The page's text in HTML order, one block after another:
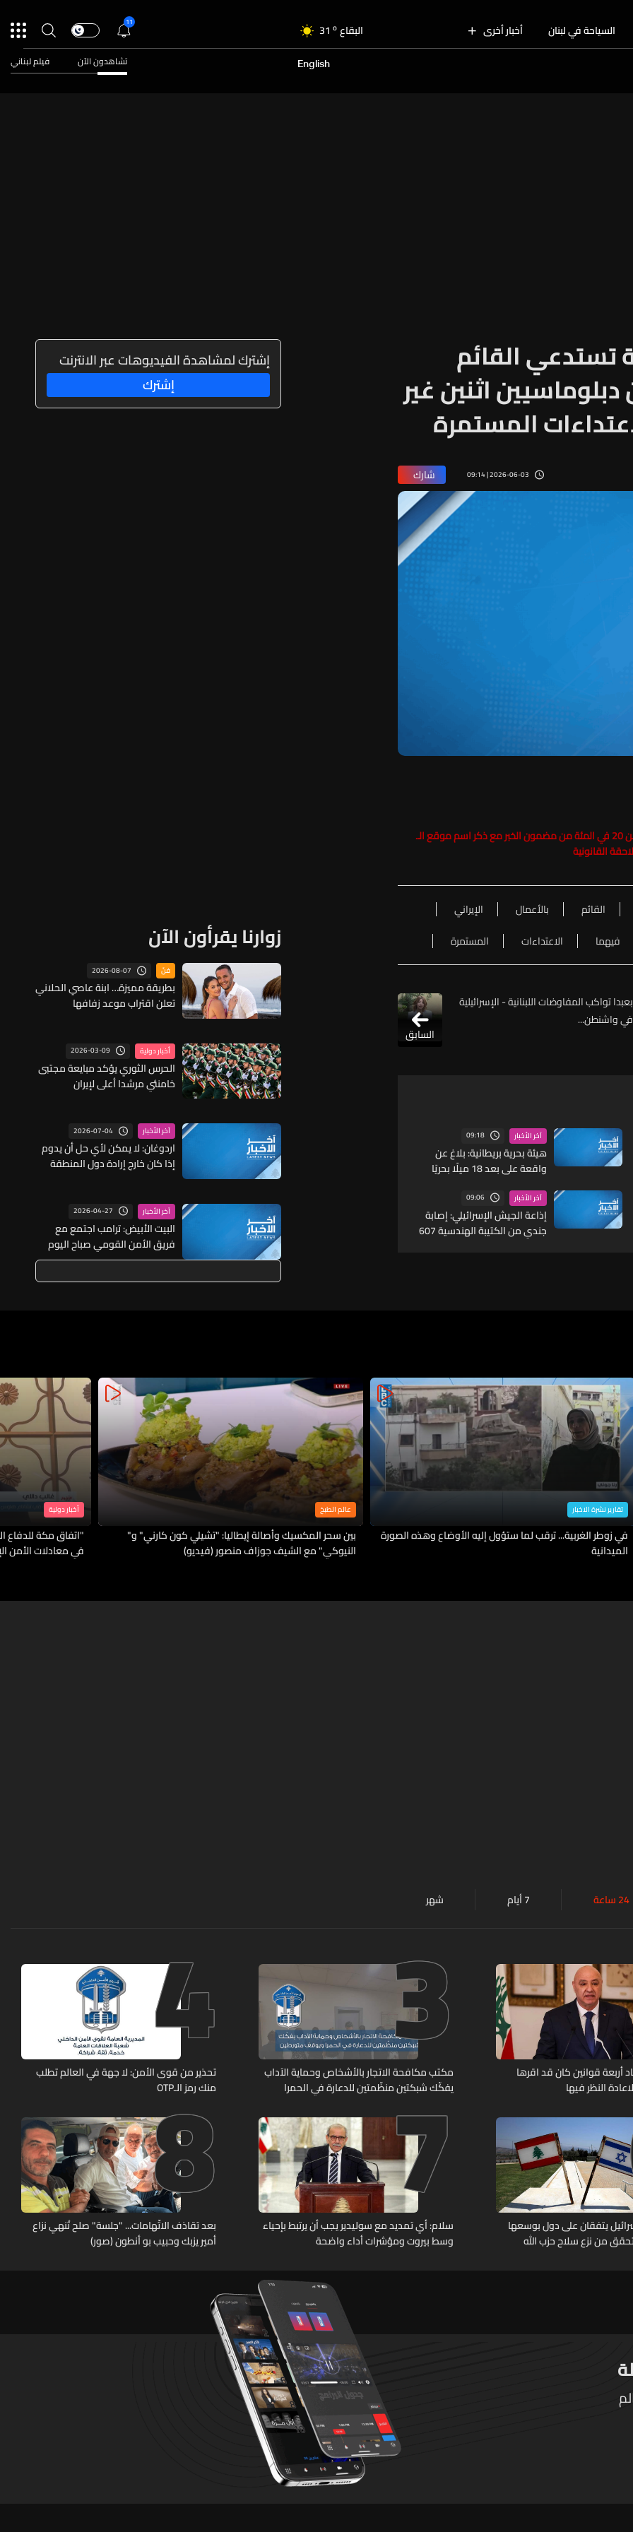
السياحة في لبنان أخبار أخرى البقاع 31 o
الجنوب 31o
31
11
English تشاهدون الآن فيلم لبناني
تستدعي القائم
دبلوماسيين اثنين غير
المستمرة
2026-06-03 | 09:14 شارك
حفاظاً على حقوق الملكية الفكرية يرجى عدم نسخ ما يزيد عن 20 في المئة من مضمون الخبر مع ذكر اسم موقع الـ
القائم بالأعمال
الإيراني
فيهما الاعتداءات المستمرة
بعبدا تواكب المفاوضات اللبنانية - الإسرائيلية
في واشنطن...
السابق
آخر الأخبار 09:18
هيئة بحرية بريطانية: بلاغ عن
واقعة على بعد 18 ميلًا بحريًا
والطاقم بخير ولا آثار بيئية
آخر الأخبار 09:06
إذاعة الجيش الإسرائيلي: إصابة
جندي من الكتيبة الهندسية 607
إشترك لمشاهدة الفيديوهات عبر الانترنت
إشترك
زوارنا يقرأون الآن
فنّ 2026-08-07
بطريقة مميزة… ابنة عاصي الحلاني
تعلن اقتراب موعد زفافها
أخبار دولية 2026-03-09
الحرس الثوري يؤكد مبايعة مجتبى
خامنئي مرشدا أعلى لإيران
آخر الأخبار 2026-07-04
اردوغان: لا يمكن لأي حل أن يدوم
إذا كان خارج إرادة دول المنطقة
آخر الأخبار 2026-04-27
البيت الأبيض: ترامب اجتمع مع
فريق الأمن القومي صباح اليوم
والمقترح الإيراني يجري مناقشته
تقارير نشرة الاخبار
في زوطر الغربية... ترقب لما ستؤول إليه الأوضاع وهذه الصورة
الميدانية
عالم الطبخ
بين سحر المكسيك وأصالة إيطاليا: "تشيلي كون كارني" و"
النيوكي" مع الشيف جوزاف منصور (فيديو)
أخبار دولية
"اتفاق مكة للدفاع
في معادلات الأمن
24 ساعة 7 أيام شهر
أربعة قوانين كان قد اقرها
النظر فيها
3
مكتب مكافحة الاتجار بالأشخاص وحماية الآداب
يفكّك شبكتين منظّمتين للدعارة في الحمرا
4
تحذير من قوى الأمن: لا جهة في العالم تطلب
منك رمز الـOTP
يتفقان على دول بوسعها
من نزع سلاح حزب الله
7
سلام: أي تمديد مع سوليدير يجب أن يرتبط بإحياء
وسط بيروت ومؤشرات أداء واضحة
8
بعد تقاذف الاتّهامات... "جلسة" صلح تُنهي نزاع
أمير يزبك وحبيب بو أنطون (صور)